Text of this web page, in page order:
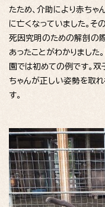
たため、介助により赤ちゃ
に亡くなっていました。そ
死因究明のための解剖の
あったことがわかりました
園では初めての例です。
ちゃんが正しい姿勢を取
す。